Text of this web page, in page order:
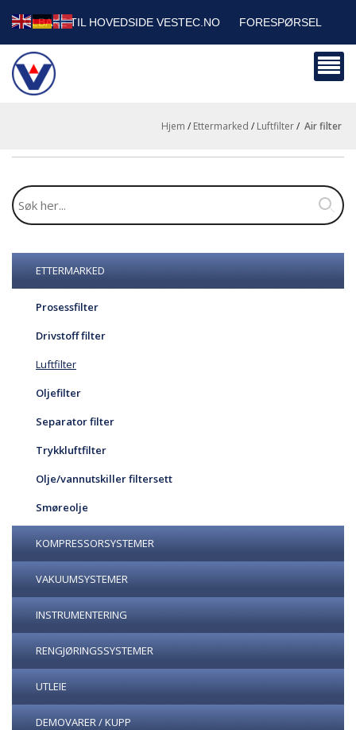
TILBAKE TIL HOVEDSIDE VESTEC.NO FORESPØRSEL
HANDLEVOGN
BEDRIFTSKUNDER
Hjem / Ettermarked / Luftfilter/ air filter
ETTERMARKED
Prosessfilter
Drivstoff filter
Luftfilter
Oljefilter
Separator filter
Trykkluftfilter
Olje/vannutskiller filtersett
Smøreolje
KOMPRESSORSYSTEMER
VAKUUMSYSTEMER
INSTRUMENTERING
RENGJØRINGSSYSTEMER
UTLEIE
DEMOVARER / KUPP